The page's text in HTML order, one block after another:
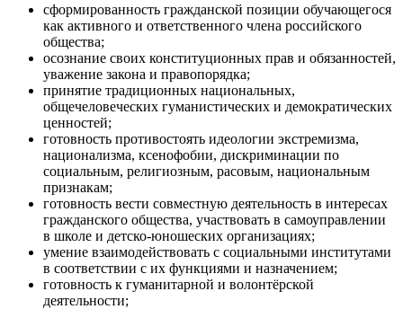
сформированность гражданской позиции обучающегося
как активного и ответственного члена российского
общества;
осознание своих конституционных прав и обязанностей,
уважение закона и правопорядка;
принятие традиционных национальных,
общечеловеческих гуманистических и демократических
ценностей;
готовность противостоять идеологии экстремизма,
национализма, ксенофобии, дискриминации по
социальным, религиозным, расовым, национальным
признакам;
готовность вести совместную деятельность в интересах
гражданского общества, участвовать в самоуправлении
в школе и детско-юношеских организациях;
умение взаимодействовать с социальными институтами
в соответствии с их функциями и назначением;
готовность к гуманитарной и волонтёрской
деятельности;